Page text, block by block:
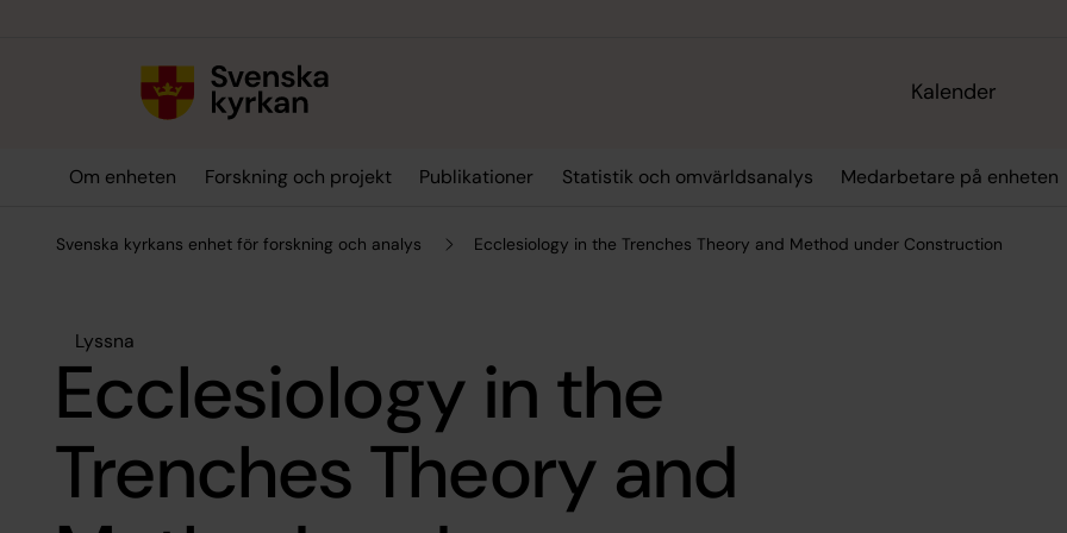
Kalender
Om enheten Forskning och projekt Publikationer Statistik och omvärldsanalys Medarbetare på enheten
Svenska kyrkans enhet för forskning och analys Ecclesiology in the Trenches Theory and Method under Construction
Lyssna
Ecclesiology in the
Trenches Theory and